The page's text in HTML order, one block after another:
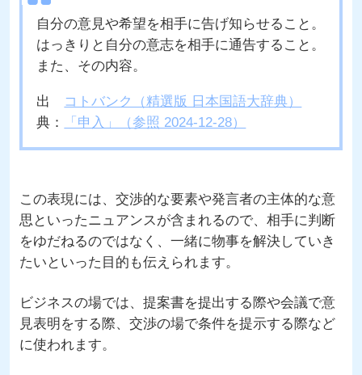
自分の意見や希望を相手に告げ知らせること。
はっきりと自分の意志を相手に通告すること。
また、その内容。
出
典：
コトバンク（精選版 日本国語大辞典）
「申入」（参照 2024-12-28）
この表現には、交渉的な要素や発言者の主体的な意
思といったニュアンスが含まれるので、相手に判断
をゆだねるのではなく、一緒に物事を解決していき
たいといった目的も伝えられます。
ビジネスの場では、提案書を提出する際や会議で意
見表明をする際、交渉の場で条件を提示する際など
に使われます。